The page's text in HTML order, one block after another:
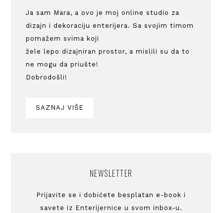
Ja sam Mara, a ovo je moj online studio za
dizajn i dekoraciju enterijera. Sa svojim timom
pomažem svima koji
žele lepo dizajniran prostor, a mislili su da to
ne mogu da priušte!
Dobrodošli!
SAZNAJ VIŠE
NEWSLETTER
Prijavite se i dobićete besplatan e-book i
savete iz Enterijernice u svom inbox-u.